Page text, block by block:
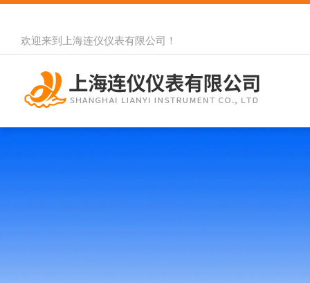
欢迎来到 上海连仪仪表有限公司 ！